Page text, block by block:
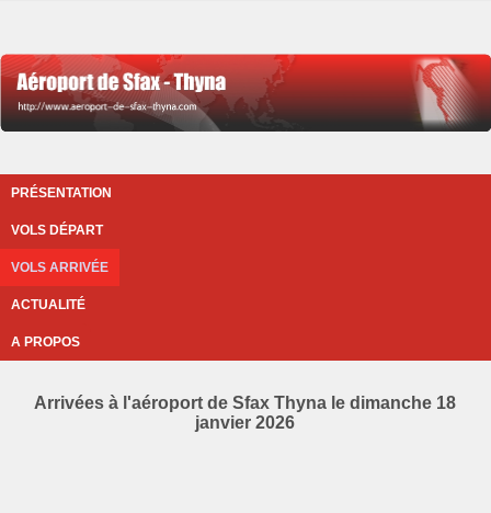
PRÉSENTATION
VOLS DÉPART
VOLS ARRIVÉE
ACTUALITÉ
A PROPOS
Arrivées à l'aéroport de Sfax Thyna le dimanche 18
janvier 2026